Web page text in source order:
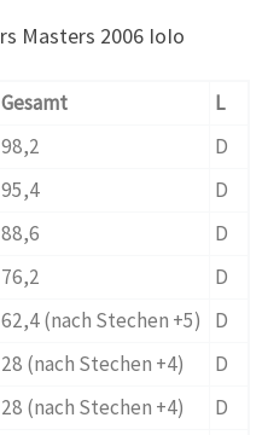
Gesamt
L
98,2
D
95,4
D
88,6
D
76,2
D
62,4 (nach Stechen +5)
D
28 (nach Stechen +4)
D
28 (nach Stechen +4)
D